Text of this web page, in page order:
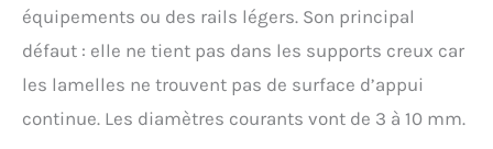
équipements ou des rails légers. Son principal
défaut : elle ne tient pas dans les supports creux car
les lamelles ne trouvent pas de surface d’appui
continue. Les diamètres courants vont de 3 à 10 mm.